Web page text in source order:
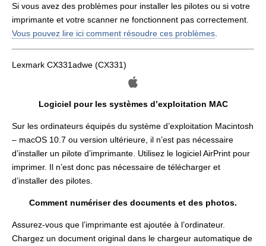
Si vous avez des problèmes pour installer les pilotes ou si votre
imprimante et votre scanner ne fonctionnent pas correctement.
Vous pouvez lire ici comment résoudre ces problèmes
Lexmark CX331adwe (CX331)
Logiciel pour les systèmes d’exploitation MAC
Sur les ordinateurs équipés du système d’exploitation Macintosh
– macOS 10.7 ou version ultérieure, il n’est pas nécessaire
d’installer un pilote d’imprimante. Utilisez le logiciel AirPrint pour
imprimer. Il n’est donc pas nécessaire de télécharger et
d’installer des pilotes.
Comment numériser des documents et des photos.
Assurez-vous que l’imprimante est ajoutée à l’ordinateur.
Chargez un document original dans le chargeur automatique de